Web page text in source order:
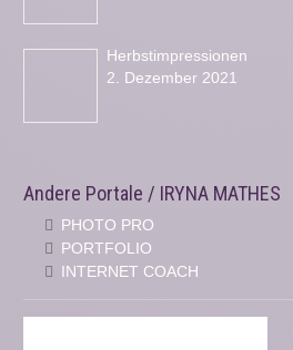
Herbstimpressionen
2. Dezember 2021
Andere Portale / IRYNA MATHES
PHOTO PRO
PORTFOLIO
INTERNET COACH